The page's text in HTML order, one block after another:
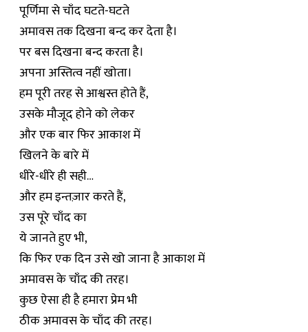
पूर्णिमा से चाँद घटते-घटते
अमावस तक दिखना बन्द कर देता है।
पर बस दिखना बन्द करता है।
अपना अस्तित्व नहीं खोता।
हम पूरी तरह से आश्वस्त होते हैं,
उसके मौजूद होने को लेकर
और एक बार फिर आकाश में
खिलने के बारे में
धीरे-धीरे ही सही…
और हम इन्तज़ार करते हैं,
उस पूरे चाँद का
ये जानते हुए भी,
कि फिर एक दिन उसे खो जाना है आकाश में
अमावस के चाँद की तरह।
कुछ ऐसा ही है हमारा प्रेम भी
ठीक अमावस के चाँद की तरह।